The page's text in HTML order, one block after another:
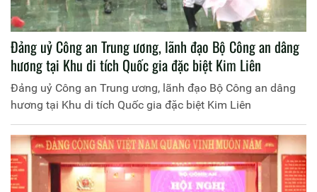
Đảng uỷ Công an Trung ương, lãnh đạo Bộ Công an dâng
hương tại Khu di tích Quốc gia đặc biệt Kim Liên
Đảng uỷ Công an Trung ương, lãnh đạo Bộ Công an dâng
hương tại Khu di tích Quốc gia đặc biệt Kim Liên